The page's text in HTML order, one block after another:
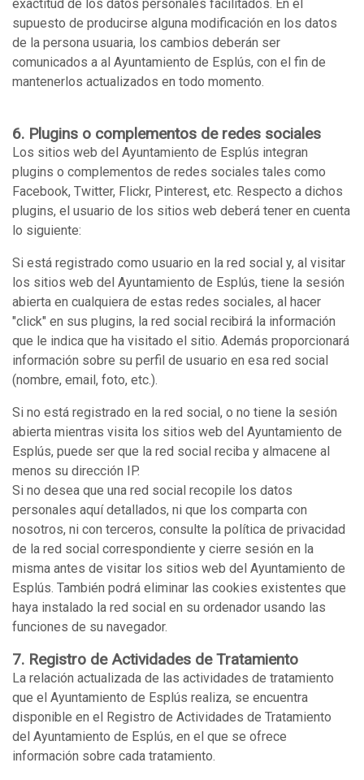
exactitud de los datos personales facilitados. En el
supuesto de producirse alguna modificación en los datos
de la persona usuaria, los cambios deberán ser
comunicados a al Ayuntamiento de Esplús, con el fin de
mantenerlos actualizados en todo momento.
6. Plugins o complementos de redes sociales
Los sitios web del Ayuntamiento de Esplús integran
plugins o complementos de redes sociales tales como
Facebook, Twitter, Flickr, Pinterest, etc. Respecto a dichos
plugins, el usuario de los sitios web deberá tener en cuenta
lo siguiente:
Si está registrado como usuario en la red social y, al visitar
los sitios web del Ayuntamiento de Esplús, tiene la sesión
abierta en cualquiera de estas redes sociales, al hacer
"click" en sus plugins, la red social recibirá la información
que le indica que ha visitado el sitio. Además proporcionará
información sobre su perfil de usuario en esa red social
(nombre, email, foto, etc.).
Si no está registrado en la red social, o no tiene la sesión
abierta mientras visita los sitios web del Ayuntamiento de
Esplús, puede ser que la red social reciba y almacene al
menos su dirección IP.
Si no desea que una red social recopile los datos
personales aquí detallados, ni que los comparta con
nosotros, ni con terceros, consulte la política de privacidad
de la red social correspondiente y cierre sesión en la
misma antes de visitar los sitios web del Ayuntamiento de
Esplús. También podrá eliminar las cookies existentes que
haya instalado la red social en su ordenador usando las
funciones de su navegador.
7. Registro de Actividades de Tratamiento
La relación actualizada de las actividades de tratamiento
que el Ayuntamiento de Esplús realiza, se encuentra
disponible en el Registro de Actividades de Tratamiento
del Ayuntamiento de Esplús, en el que se ofrece
información sobre cada tratamiento.